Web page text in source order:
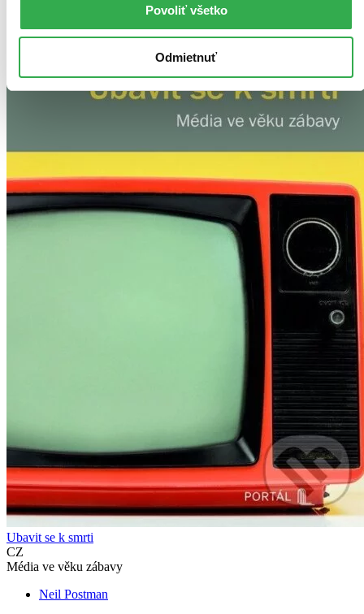
Povoliť všetko
Odmietnuť
Ubavit se k smrti
CZ
Média ve věku zábavy
Neil Postman